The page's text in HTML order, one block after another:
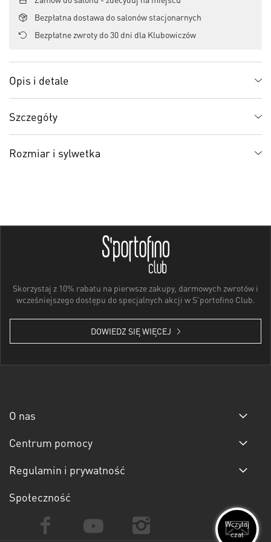
Bezpłatna dostawa do salonów stacjonarnych
Bezpłatne zwroty do 30 dni dla Klubowiczów
Opis i detale
Szczegóły
Rozmiar i sylwetka
Skorzystaj z 10% rabatu na pierwsze zakupy, darmowych zwrotów i
wcześniejszego dostępu do specjalnych akcji w S'portofino Club.
DOWIEDZ SIĘ WIĘCEJ
O nas
Centrum pomocy
Regulamin i prywatność
Społeczność
Wczytaj
czat